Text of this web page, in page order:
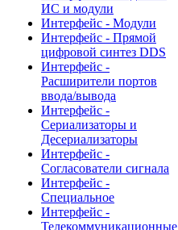
ИС и модули
Интерфейс - Модули
Интерфейс - Прямой
цифровой синтез DDS
Интерфейс -
Расширители портов
ввода/вывода
Интерфейс -
Сериализаторы и
Десериализаторы
Интерфейс -
Согласователи сигнала
Интерфейс -
Специальное
Интерфейс -
Телекоммуникационные